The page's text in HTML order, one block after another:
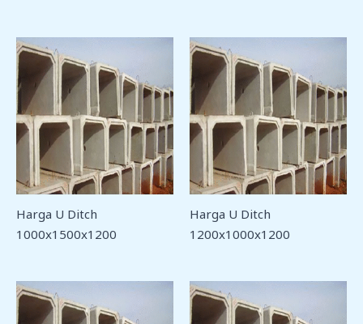
Harga U Ditch
1000x1500x1200
Harga U Ditch
1200x1000x1200